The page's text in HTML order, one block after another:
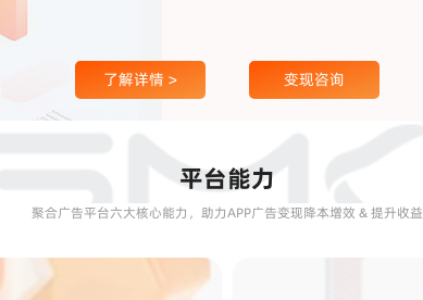
了解详情 > 变现咨询
平台能力
聚合广告平台六大核心能力，助力APP广告变现降本增效 & 提升收益